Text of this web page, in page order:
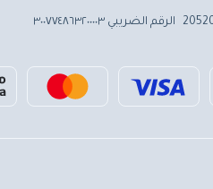
الرقم الضريبي ٣٠٠٧٧٤٨٦٣٢٠٠٠٠٣